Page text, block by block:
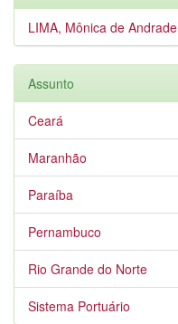
LIMA, Mônica de Andrade
Assunto
Ceará
Maranhão
Paraíba
Pernambuco
Rio Grande do Norte
Sistema Portuário